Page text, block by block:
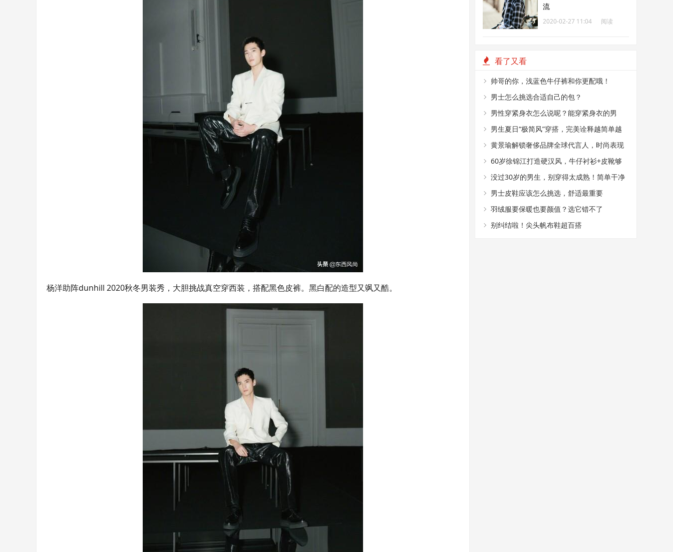
杨洋助阵dunhill 2020秋冬男装秀，大胆挑战真空穿西装，搭配黑色皮裤。黑白配的造型又飒又酷。
流
2020-02-27 11:04
阅读
看了又看
帅哥的你，浅蓝色牛仔裤和你更配哦！
男士怎么挑选合适自己的包？
男性穿紧身衣怎么说呢？能穿紧身衣的男
性，首先能满足这4个条件
男生夏日“极简风”穿搭，完美诠释越简单越
帅气
黄景瑜解锁奢侈品牌全球代言人，时尚表现
力真好
60岁徐锦江打造硬汉风，牛仔衬衫+皮靴够
时髦
没过30岁的男生，别穿得太成熟！简单干净
的T恤搭配，帅气又减龄
男士皮鞋应该怎么挑选，舒适最重要
羽绒服要保暖也要颜值？选它错不了
别纠结啦！尖头帆布鞋超百搭